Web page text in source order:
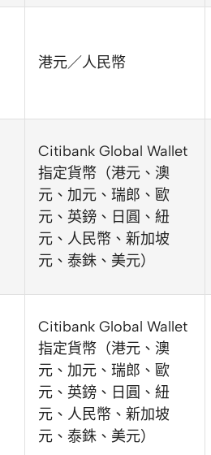
港元／人民幣
Citibank Global Wallet
指定貨幣（港元、澳
元、加元、瑞郎、歐
元、英鎊、日圓、紐
元、人民幣、新加坡
元、泰銖、美元）
Citibank Global Wallet
指定貨幣（港元、澳
元、加元、瑞郎、歐
元、英鎊、日圓、紐
元、人民幣、新加坡
元、泰銖、美元）